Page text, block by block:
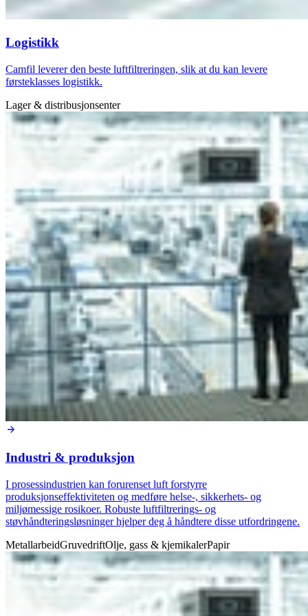
Logistikk
Camfil leverer den beste luftfiltreringen, slik at du kan levere
førsteklasses logistikk.
Lager & distribusjonsenter
Industri & produksjon
I prosessindustrien kan forurenset luft forstyrre
produksjonseffektiviteten og medføre helse-, sikkerhets- og
miljømessige rosikoer. Robuste luftfiltrerings- og
støvhåndteringsløsninger hjelper deg å håndtere disse utfordringene.
MetallarbeidGruvedriftOlje, gass & kjemikalerPapir